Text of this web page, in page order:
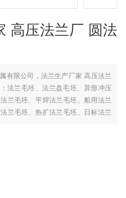
高压法兰厂 圆法
有限公司，法兰生产厂家 高压法兰
法兰毛坯、法兰盘毛坯、异形冲压
兰毛坯、平焊法兰毛坯、船用法兰
兰毛坯、热扩法兰毛坯、日标法兰